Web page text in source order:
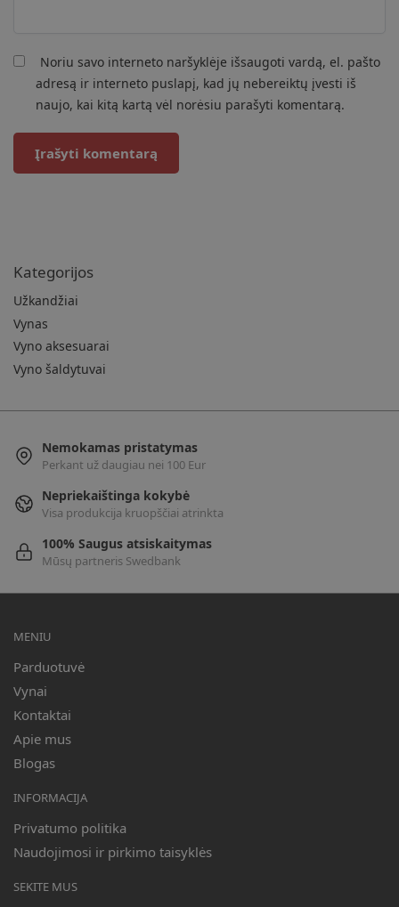
Noriu savo interneto naršyklėje išsaugoti vardą, el. pašto
adresą ir interneto puslapį, kad jų nebereiktų įvesti iš
naujo, kai kitą kartą vėl norėsiu parašyti komentarą.
Kategorijos
Užkandžiai
Vynas
Vyno aksesuarai
Vyno šaldytuvai
Nemokamas pristatymas
Perkant už daugiau nei 100 Eur
Nepriekaištinga kokybė
Visa produkcija kruopščiai atrinkta
100% Saugus atsiskaitymas
Mūsų partneris Swedbank
MENIU
Parduotuvė
Vynai
Kontaktai
Apie mus
Blogas
INFORMACIJA
Privatumo politika
Naudojimosi ir pirkimo taisyklės
SEKITE MUS